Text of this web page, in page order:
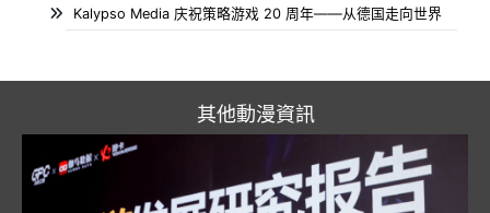
Kalypso Media 庆祝策略游戏 20 周年——从德国走向世界
其他動漫資訊